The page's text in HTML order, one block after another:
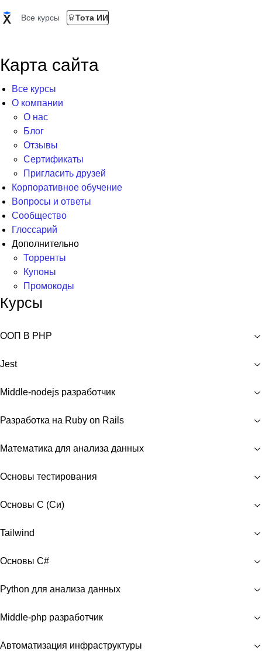
Все курсы Тота ИИ
Карта сайта
Все курсы
О компании
О нас
Блог
Отзывы
Сертификаты
Пригласить друзей
Корпоративное обучение
Вопросы и ответы
Сообщество
Глоссарий
Дополнительно
Торренты
Купоны
Промокоды
Курсы
ООП В PHP
Jest
Middle-nodejs разработчик
Разработка на Ruby on Rails
Математика для анализа данных
Основы тестирования
Основы C (Си)
Tailwind
Основы C#
Python для анализа данных
Middle-php разработчик
Автоматизация инфраструктуры